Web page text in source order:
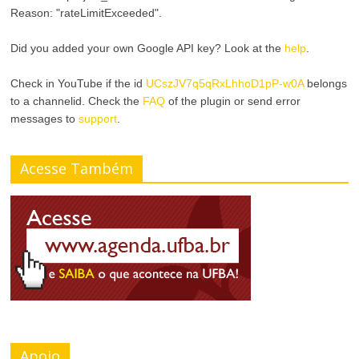
Reason: "rateLimitExceeded".
Did you added your own Google API key? Look at the help
Check in YouTube if the id UCszJV7q5qRxLhhoD1pP-w0Abelongs
to a channelid. Check the FAQ of the plugin or send error
messages tosupport
Acesse Também